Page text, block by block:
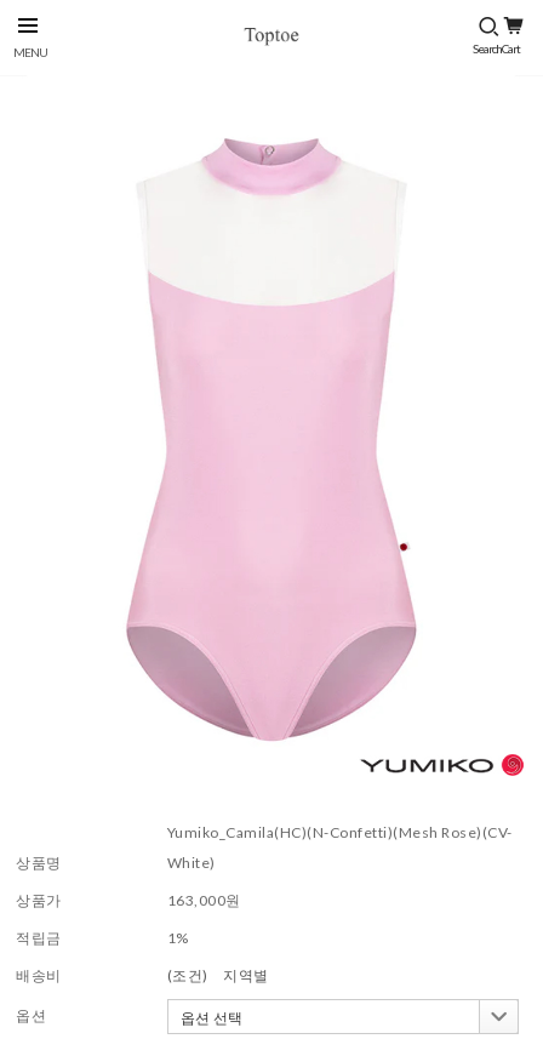
상품명
Yumiko_Camila(HC)(N-Confetti)(Mesh Rose)(CV-
White)
상품가 163,000원
적립금 1%
배송비 (조건) 지역별
옵션